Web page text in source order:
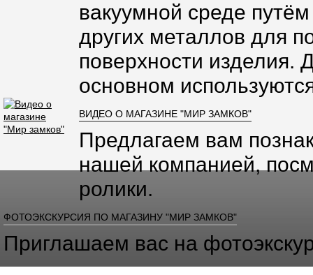
вакуумной среде
других металлов для
поверхности изделия.
основном
ВИДЕО О МАГАЗИНЕ "МИР ЗАМКОВ"
Предлагаем вам
нашей компанией,
ролики.
ФОТОЭКСКУРСИЯ ПО МАГАЗИНУ "МИР ЗАМКОВ"
Приглашаем вас на